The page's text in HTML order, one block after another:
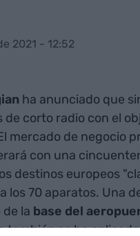
2021 - 12:52
ha anunciado que
de corto radio con el
mercado de negocio
con una
destinos europeos
los 70 aparatos. Una
la base del
también se ha